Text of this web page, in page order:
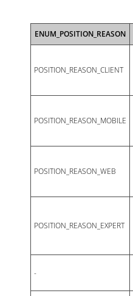
ENUM_POSITION_REASON
POSITION_REASON_CLIENT
POSITION_REASON_MOBILE
POSITION_REASON_WEB
POSITION_REASON_EXPERT
-